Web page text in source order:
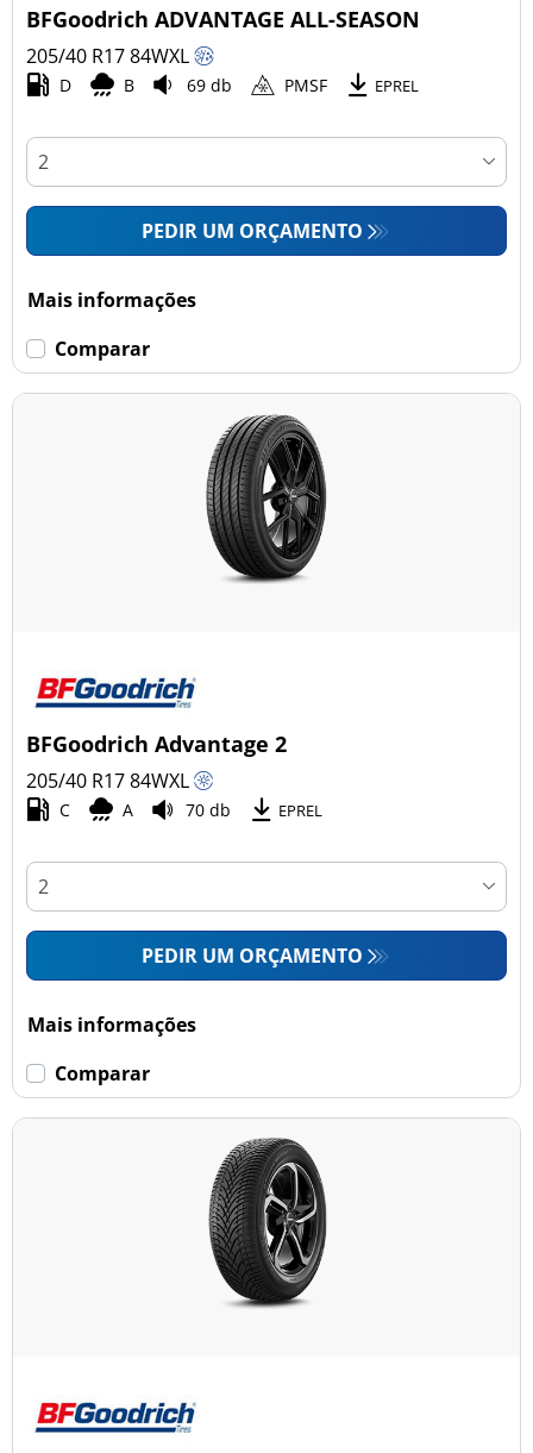
BFGoodrich ADVANTAGE ALL-SEASON
205/40 R1784WXL
D B 69 db PMSF EPREL
PEDIR UM ORÇAMENTO
Mais informações
Comparar
BFGoodrich Advantage 2
205/40 R1784WXL
C A 70 db EPREL
PEDIR UM ORÇAMENTO
Mais informações
Comparar